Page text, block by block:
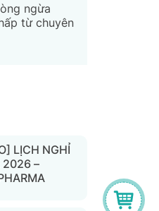
ngừa
từ chuyên
LỊCH NGHỈ
2026 –